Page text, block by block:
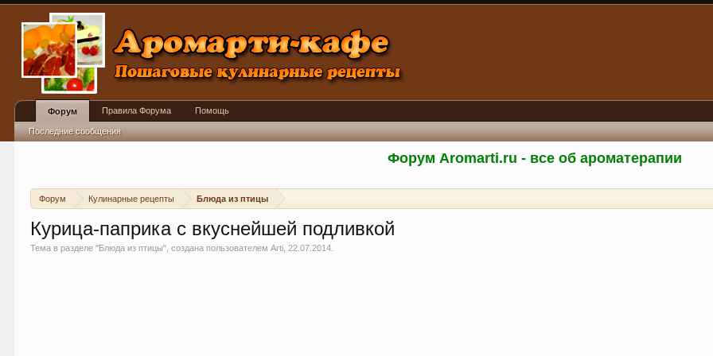
Форум Aromarti.ru - все об ароматерапии
Форум Кулинарные рецепты Блюда из птицы
Курица-паприка с вкуснейшей подливкой
Тема в разделе "Блюда из птицы", создана пользователемArti ,22.07.2014
Форум
Последние сообщения
Правила Форума Помощь